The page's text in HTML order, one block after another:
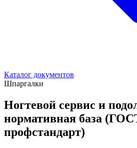
Каталог документов
Шпаргалки
Ногтевой сервис и
нормативная база
профстандарт)